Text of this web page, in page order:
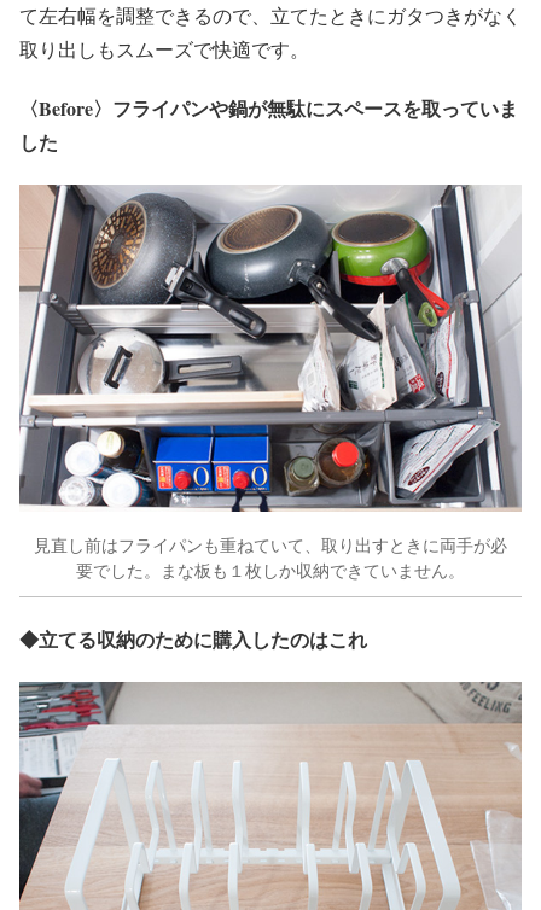
て左右幅を調整できるので、立てたときにガタつきがなく
取り出しもスムーズで快適です。
〈Before〉フライパンや鍋が無駄にスペースを取っていま
した
見直し前はフライパンも重ねていて、取り出すときに両手が必
要でした。まな板も１枚しか収納できていません。
◆立てる収納のために購入したのはこれ